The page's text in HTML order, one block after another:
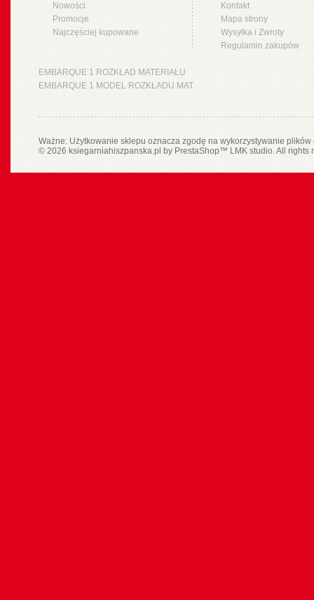
Nowości
Promocje
Najczęściej kupowane
Kontakt
Mapa strony
Wysyłka i Zwroty
Regulamin zakupów
EMBARQUE 1 ROZKŁAD MATERIAŁU
EMBARQUE 1 MODEL ROZKŁADU MAT.
Ważne: Użytkowanie sklepu oznacza zgodę na wykorzystywanie
© 2026 ksiegarniahiszpanska.pl by PrestaShop™ LMK studio. All rights